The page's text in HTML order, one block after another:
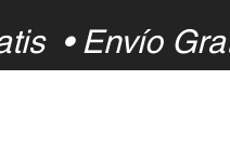
• Envío